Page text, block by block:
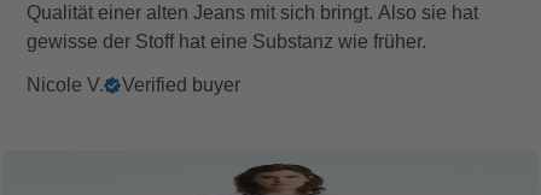
Qualität einer alten Jeans mit sich bringt. Also sie hat
gewisse der Stoff hat eine Substanz wie früher.
Nicole V. Verified buyer